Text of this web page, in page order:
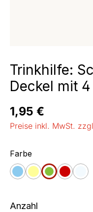
Trinkhilfe:
Deckel mit
Regulärer Preis:
1,95 €
Preise inkl. MwSt.
Farbeauswählen
blau-transluzent
gelb-transluzent
grün-rot-
Anzahl